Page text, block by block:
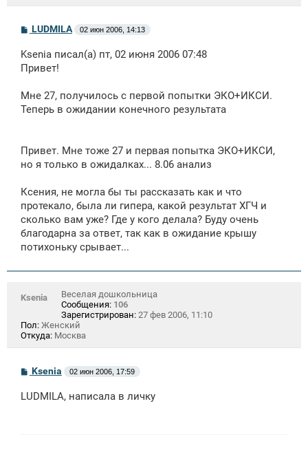
С
б
щ
е
и
LUDMILA 02 июн 2006, 14:13
Ksenia писал(а) пт, 02 июня 2006 07:48
Привет!
Мне 27, получилось с первой попытки ЭКО+ИКСИ.
Теперь в ожидании конечного результата
Привет. Мне тоже 27 и первая попытка ЭКО+ИКСИ,
но я только в ожидалках... 8.06 анализ
Ксения, не могла бы ты рассказать как и что
протекало, была ли гипера, какой результат ХГЧ и
сколько вам уже? Где у кого делала? Буду очень
благодарна за ответ, так как в ожидание крышу
потихоньку срывает...
Ksenia
Веселая дошкольница
Сообщения: 106
Зарегистрирован: 27 фев 2006, 11:10
Пол: Женский
Откуда: Москва
С
б
Ksenia 02 июн 2006, 17:59
LUDMILA, написала в личку